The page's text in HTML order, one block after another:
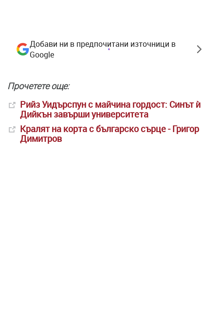
Добави ни в предпочитани източници в
Google
Прочетете още:
Рийз Уидърспун с майчина гордост: Синът ѝ
Дийкън завърши университета
Кралят на корта с българско сърце - Григор
Димитров